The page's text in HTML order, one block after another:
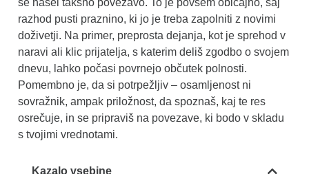
še našel takšno povezavo. To je povsem običajno, saj
razhod pusti praznino, ki jo je treba zapolniti z novimi
doživetji. Na primer, preprosta dejanja, kot je sprehod v
naravi ali klic prijatelja, s katerim deliš zgodbo o svojem
dnevu, lahko počasi povrnejo občutek polnosti.
Pomembno je, da si potrpežljiv – osamljenost ni
sovražnik, ampak priložnost, da spoznaš, kaj te res
osrečuje, in se pripraviš na povezave, ki bodo v skladu
s tvojimi vrednotami.
Kazalo vsebine